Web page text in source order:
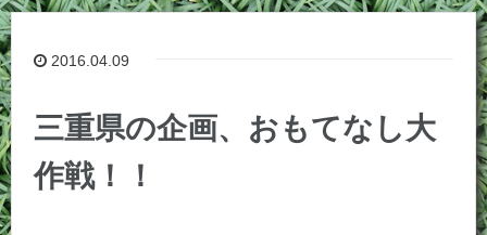
2016.04.09
三重県の企画、おもてなし大
作戦！！